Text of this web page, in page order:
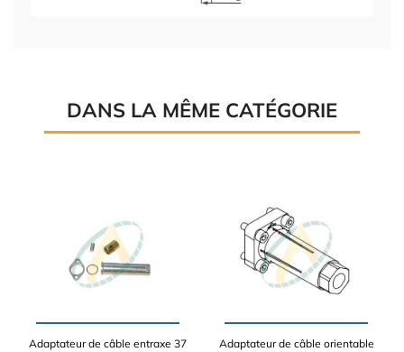
DANS LA MÊME CATÉGORIE
Adaptateur de câble entraxe 37
Adaptateur de câble orientable